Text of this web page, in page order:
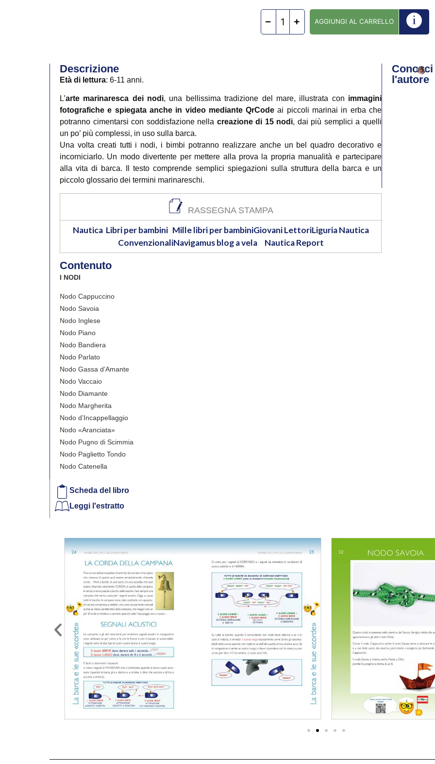
AGGIUNGI AL CARRELLO
Descrizione
Età di lettura: 6-11 anni.
L’arte marinaresca dei nodi, una bellissima tradizione del mare, illustrata con immagini
fotografiche e spiegata anche in video mediante QrCode ai piccoli marinai in erba che
potranno cimentarsi con soddisfazione nella creazione di 15 nodi, dai più semplici a quelli
un po’ più complessi, in uso sulla barca.
Una volta creati tutti i nodi, i bimbi potranno realizzare anche un bel quadro decorativo e
incorniciarlo. Un modo divertente per mettere alla prova la propria manualità e partecipare
alla vita di barca. Il testo comprende semplici spiegazioni sulla struttura della barca e un
piccolo glossario dei termini marinareschi.
RASSEGNA STAMPA
NauticaLibri per bambiniMille libri per bambiniGiovani LettoriLiguria Nautica
ConvenzionaliNavigamus blog a vela Nautica Report
Contenuto
I NODI
Nodo Cappuccino
Nodo Savoia
Nodo Inglese
Nodo Piano
Nodo Bandiera
Nodo Parlato
Nodo Gassa d’Amante
Nodo Vaccaio
Nodo Diamante
Nodo Margherita
Nodo d’Incappellaggio
Nodo «Aranciata»
Nodo Pugno di Scimmia
Nodo Paglietto Tondo
Nodo Catenella
Scheda del libro
Leggi l'estratto
Conosci
l'autore